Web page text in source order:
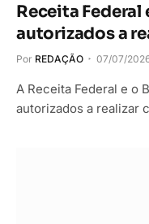
Receita Federal
autorizados a
Por REDAÇÃO 07/07/
A Receita Federal e o
autorizados a realizar